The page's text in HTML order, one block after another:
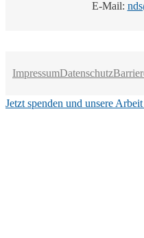
E-Mail:
ImpressumDatenschutz
Jetzt spenden und unsere